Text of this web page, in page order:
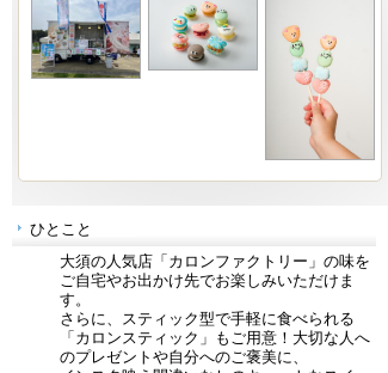
ひとこと
大須の人気店「カロンファクトリー」の味を
ご自宅やお出かけ先でお楽しみいただけま
す。
さらに、スティック型で手軽に食べられる
「カロンスティック」もご用意！大切な人へ
のプレゼントや自分へのご褒美に、